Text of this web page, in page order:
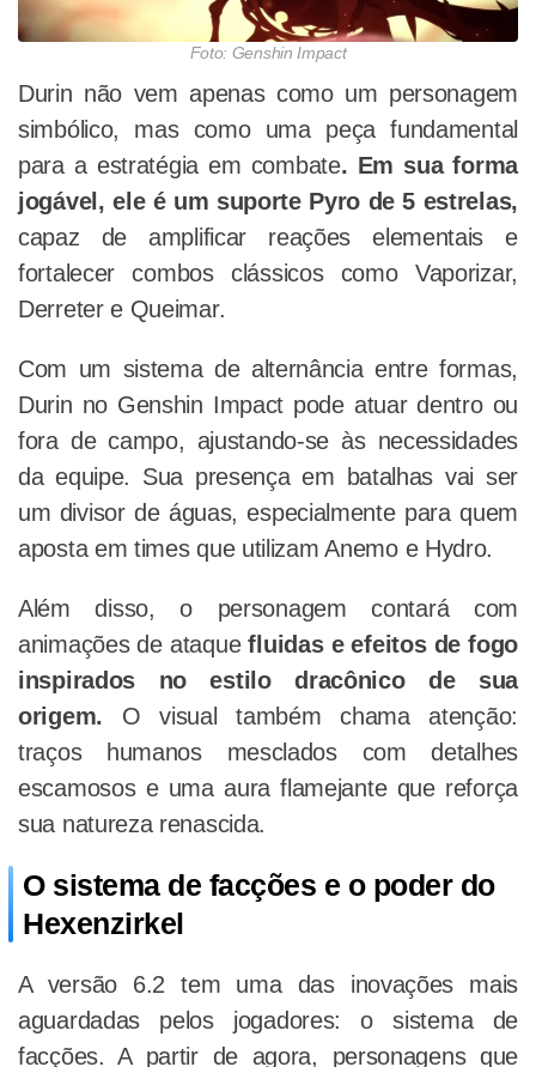
Foto: Genshin Impact
Durin não vem apenas como um personagem
simbólico, mas como uma peça fundamental
para a estratégia em combate. Em sua forma
jogável, ele é um suporte Pyro de 5 estrelas,
capaz de amplificar reações elementais e
fortalecer combos clássicos como Vaporizar,
Derreter e Queimar.
Com um sistema de alternância entre formas,
Durin no Genshin Impact pode atuar dentro ou
fora de campo, ajustando-se às necessidades
da equipe. Sua presença em batalhas vai ser
um divisor de águas, especialmente para quem
aposta em times que utilizam Anemo e Hydro.
Além disso, o personagem contará com
animações de ataquefluidas e efeitos de fogo
inspirados no estilo dracônico de sua
origem. O visual também chama atenção:
traços humanos mesclados com detalhes
escamosos e uma aura flamejante que reforça
sua natureza renascida.
O sistema de facções e o poder do
Hexenzirkel
A versão 6.2 tem uma das inovações mais
aguardadas pelos jogadores: o sistema de
facções. A partir de agora, personagens que